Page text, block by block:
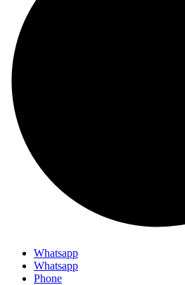
Whatsapp
Whatsapp
Phone